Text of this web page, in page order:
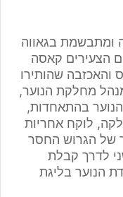
ומתבשמת בגאווה
הצעירים קאסה
והאכזבה שהותירו
מחלקת הנוער,
בהתאחדות,
לוקח אחריות
של הגרוש החסר
לדרך קבלת
הנוער בליגת